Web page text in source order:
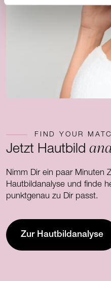
FIND YOUR
Jetzt Hautbild
Nimm Dir ein paar Minuten
Hautbildanalyse und finde
punktgenau zu Dir passt.
Zur Hautbildanalyse